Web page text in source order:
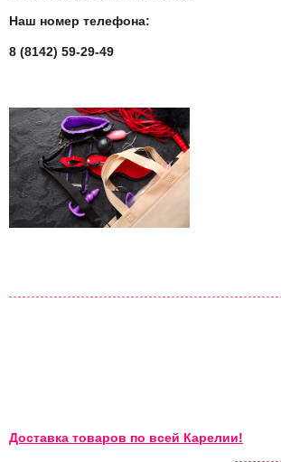
Наш номер телефона:
8 (8142) 59-29-49
Доставка товаров по всей Карелии!